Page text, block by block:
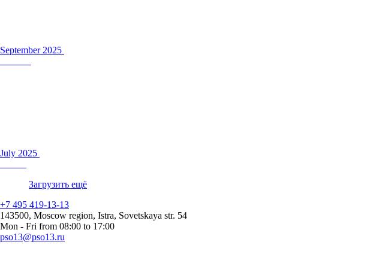
September 2025
July 2025
Загрузить ещё
+7 495 419-13-13
143500, Moscow region, Istra, Sovetskaya str. 54
Mon - Fri from 08:00 to 17:00
pso13@pso13.ru